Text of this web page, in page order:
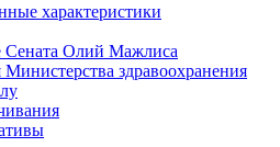
характеристики
Сената Олий Мажлиса
здравоохранения